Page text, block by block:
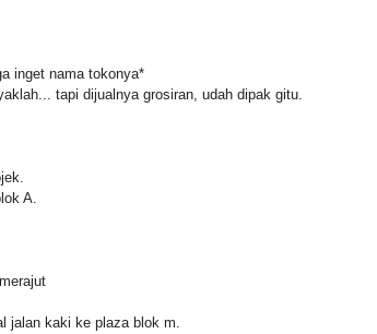
inget nama tokonya*
tapi dijualnya grosiran, udah dipak gitu.
A.
jalan kaki ke plaza blok m.